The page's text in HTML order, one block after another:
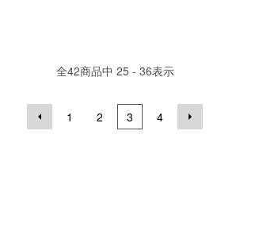
全42商品中 25 - 36表示
1 2 3 4